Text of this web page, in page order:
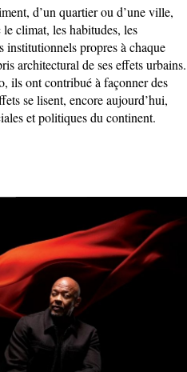
d’un quartier ou d’une ville,
climat, les habitudes, les
institutionnels propres à chaque
architectural de ses effets urbains.
ils ont contribué à façonner des
se lisent, encore aujourd’hui,
et politiques du continent.